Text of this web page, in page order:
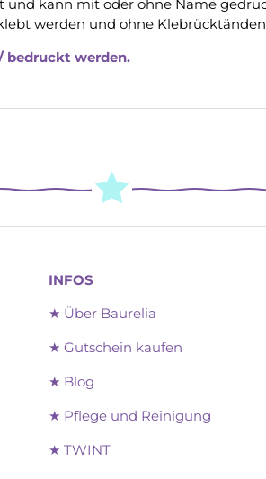
und kann mit oder ohne Name
werden und ohne
bedruckt werden.
INFOS
★ Über Baurelia
★ Gutschein kaufen
★ Blog
★ Pflege und Reinigung
★ TWINT